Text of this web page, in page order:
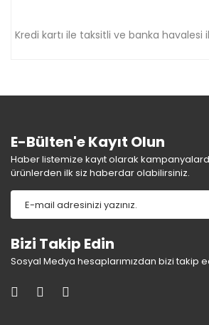
Kredi kartı ile taksitli ve banka
E-Bülten'e Kayıt Olun
Haber listemize kayıt olarak
ürünlerden ilk siz haberdar olabilirsiniz.
Bizi Takip Edin
Sosyal Medya hesaplarımızdan bizi takip